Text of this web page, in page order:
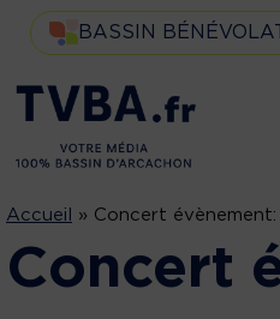
BASSIN
Accueil » Concert
Concert